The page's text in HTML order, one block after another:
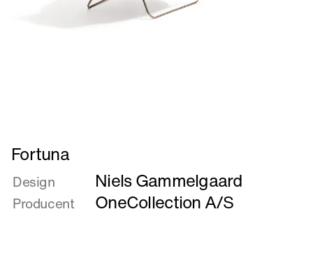
Læs
mere
om
Fortuna
Fortuna
Design Niels Gammelgaard
Producent OneCollection A/S